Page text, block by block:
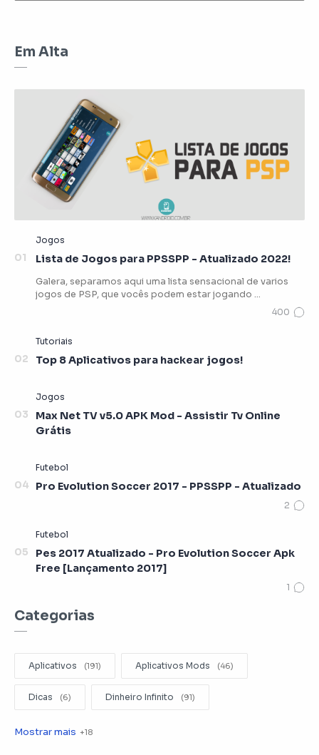
Em Alta
Lista de Jogos para PPSSPP - Atualizado 2022!
Galera, separamos aqui uma lista sensacional de varios
jogos de PSP, que vocês podem estar jogando …
Top 8 Aplicativos para hackear jogos!
Max Net TV v5.0 APK Mod - Assistir Tv Online
Grátis
Pro Evolution Soccer 2017 - PPSSPP - Atualizado
Pes 2017 Atualizado - Pro Evolution Soccer Apk
Free [Lançamento 2017]
Categorias
Aplicativos Aplicativos Mods
Dicas Dinheiro Infinito
Editar Videos